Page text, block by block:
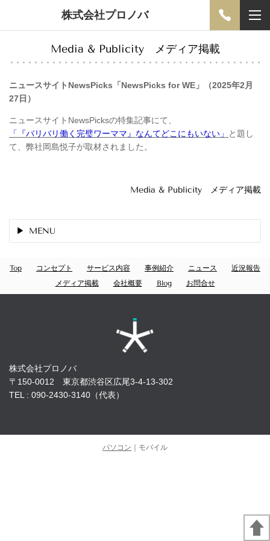
株式会社プロノバ
Media & Publicity メディア掲載
ニュースサイトNewsPicks「NewsPicks for WE」（2025年2月
27日）
ニュースサイトNewsPicksの特集記事にて、
「『バリバリ働く完璧ワーママ』なんてどこにもいない」
と題し
て、弊社岡島悦子が取材されました。
Media & Publicity メディア掲載
MENU
Top コンセプト サービス内容 事例紹介 ニュース
近況報告
メディア掲載
会社概要 Blog お問合せ
株式会社プロノバ
〒150-0012 東京都渋谷区広尾3-4-13-302
TEL : 090-2430-3140（代表）
パソコン ｜モバイル